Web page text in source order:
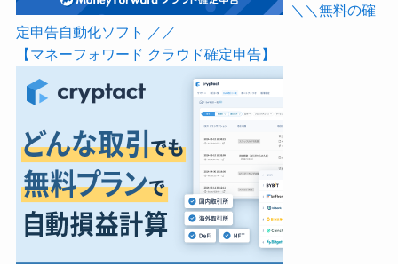
＼＼無料の確
定申告自動化ソフト ／／
【マネーフォワード クラウド確定申告】